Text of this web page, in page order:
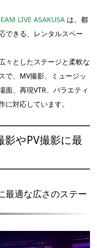
LIVE ASAKUSAは、都
できる、レンタルスペー
々としたステージと柔軟な
で、MV撮影、ミュージッ
面、再現VTR、バラエティ
対応しています。
やPV撮影に最
最適な広さのステー